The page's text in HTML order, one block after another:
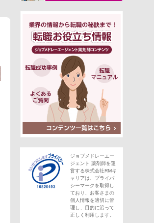
ジョブメドレーエー
ジェント 薬剤師を運
営する株式会社RMキ
ャリアは、プライバ
シーマークを取得し
ており、お客さまの
個人情報を適切に管
理し、目的に沿って
正しく利用します。